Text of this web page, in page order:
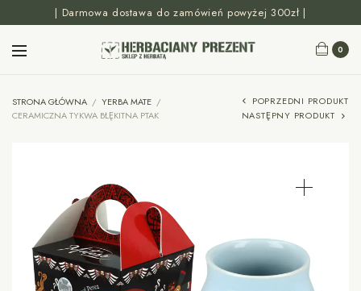
| Darmowa dostawa do zamówień powyżej 300zł |
0
STRONA GŁÓWNA / YERBA MATE /
CERAMICZNA TYKWA BŁĘKITNA PTAK
POPRZEDNI PRODUKT
NASTĘPNY PRODUKT